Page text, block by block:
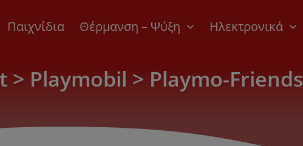
Παιχνίδια Θέρμανση – Ψύξη Ηλεκτρονικά
> Playmobil > Playmo-Friends